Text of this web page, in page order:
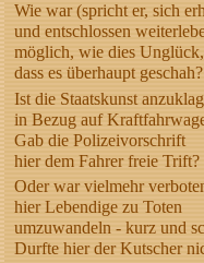
Wie war (spricht er, sich
und entschlossen
möglich, wie dies
dass es überhaupt geschah?
Ist die Staatskunst
in Bezug auf
Gab die Polizeivorschrift
hier dem Fahrer freie Trift?
Oder war vielmehr
hier Lebendige zu Toten
umzuwandeln - kurz und
Durfte hier der Kutscher